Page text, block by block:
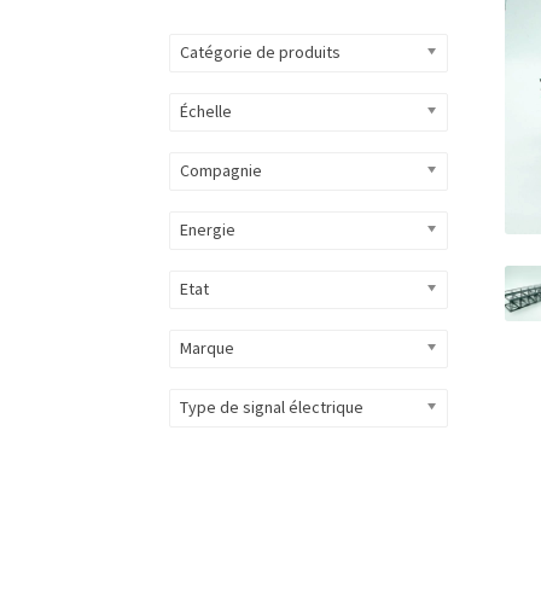
Catégorie de produits
Échelle
Compagnie
Energie
Etat
Marque
Type de signal électrique